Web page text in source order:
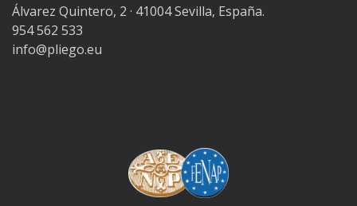
Álvarez Quintero, 2 · 41004 Sevilla, España.
954 562 533
info@pliego.eu